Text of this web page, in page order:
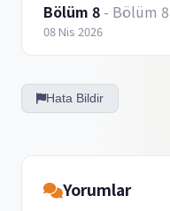
Bölüm 8 - Bölüm 8
08 Nis 2026
Hata Bildir
Yorumlar